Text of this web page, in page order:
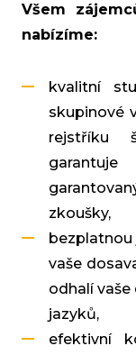
Všem
nabízíme:
kvalitní
skupinové
rejstříku
zkoušky,
vaše
odhalí vaše
jazyků,
efektivní